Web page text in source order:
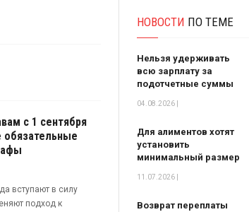
с 1 сентября
обязательные
вступают в силу
подход к
НОВОСТИ ПО ТЕМЕ
Нельзя удерживать
всю зарплату за
подотчетные суммы
04.08.2026 |
Для алиментов хотят
установить
минимальный размер
11.07.2026 |
Возврат переплаты